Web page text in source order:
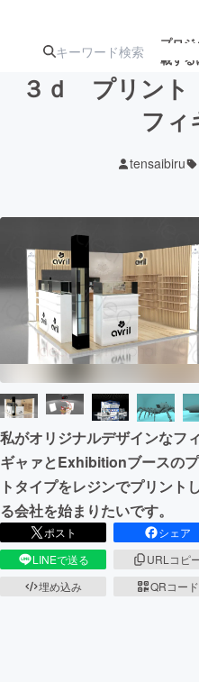
プロ
載する
ジェクト
テクノロジー・ガ
映像・映画
ビジネス・起業
まちづくり・地域
CAMPFIRE for Social
CAMPFIREふるさと納
３ｄ プリン
フィ
tensaibiru
私がオリジナルデザインなフィ
ギャァとExhibitionブースの
トタイプをレジンでプリント
る会社を始まりたいです。
ポスト
シェア
LINEで送る
URLコピ
埋め込み
QRコード